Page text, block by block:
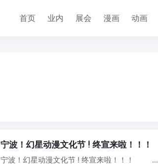
首页 业内 展会 漫画 动画
宁波！幻星动漫文化节 ! 终宣来啦！！！
宁波！幻星动漫文化节 ! 终宣来啦！！！ ...